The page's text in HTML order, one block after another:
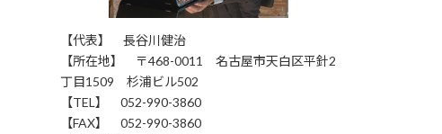
【代表】 長谷川健治
【所在地】 〒468-0011 名古屋市天白区平針2
丁目1509 杉浦ビル502
【TEL】 052-990-3860
【FAX】 052-990-3860